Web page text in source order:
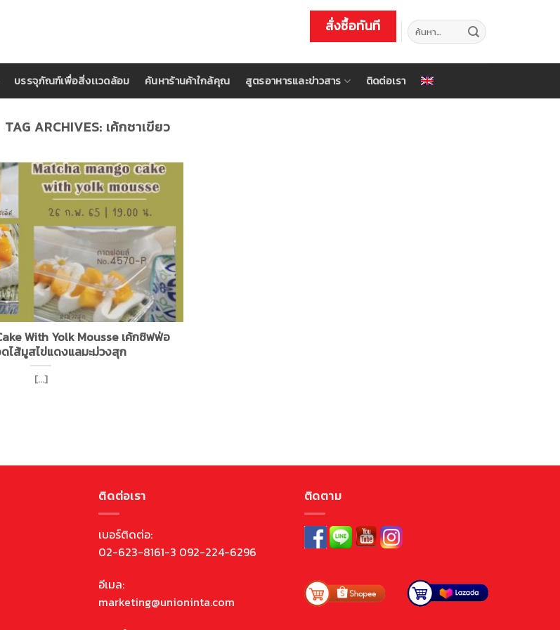
สั่งซื้อทันที ค้นหา:
บรรจุภัณฑ์เพื่อสิ่งเเวดล้อม ค้นหาร้านค้าใกล้คุณ สูตรอาหารและข่าวสาร ติดต่อเรา
TAG ARCHIVES: เค้กชาเขียว
With Yolk Mousse เค้กชิฟฟ่อ
ไส้มูสไข่แดงแลมะม่วงสุก
[...]
ติดต่อเรา
เบอร์ติดต่อ:
02-623-8161-3 092-224-6296
อีเมล:
marketing@unioninta.com
ติดตาม